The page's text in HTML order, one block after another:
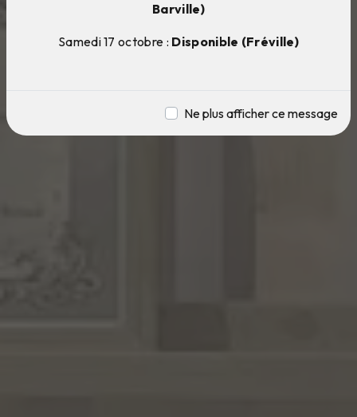
Barville)
Samedi 17 octobre : Disponible (Fréville)
Ne plus afficher ce message